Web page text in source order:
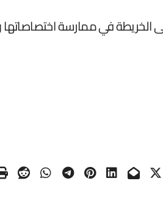
في ممارسة اختصاصاتها